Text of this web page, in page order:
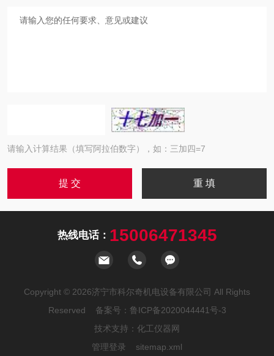
请输入计算结果（填写阿拉伯数字），如：三加四=7
热线电话： 15006471345
Copyright © 2026济宁市科尔奇机电设备有限公司 All Rights
Reserved 备案号： 鲁ICP备2020044441号-3
技术支持： 化工仪器网
管理登录
sitemap.xml